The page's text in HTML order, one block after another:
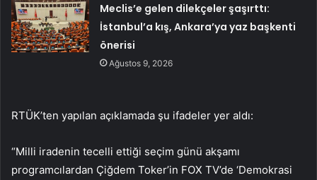
Meclis’e gelen dilekçeler şaşırttı:
İstanbul’a kış, Ankara’ya yaz başkenti
önerisi
Ağustos 9, 2026
RTÜK’ten yapılan açıklamada şu ifadeler yer aldı:
“Milli iradenin tecelli ettiği seçim günü akşamı
programcılardan Çiğdem Toker’in FOX TV’de ‘Demokrasi